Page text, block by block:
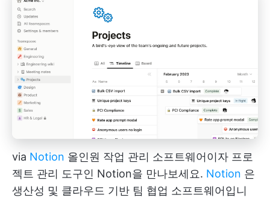
via Notion 올인원 작업 관리 소프트웨어이자 프로
젝트 관리 도구인 Notion을 만나보세요. Notion 은
생산성 및 클라우드 기반 팀 협업 소프트웨어입니